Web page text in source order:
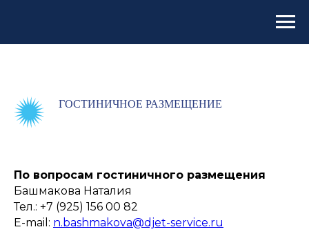
ГОСТИНИЧНОЕ РАЗМЕЩЕНИЕ
По вопросам гостиничного размещения
Башмакова Наталия
Тел.: +7 (925) 156 00 82
E-mail: n.bashmakova@djet-service.ru